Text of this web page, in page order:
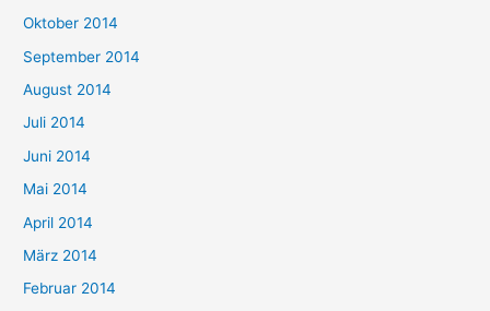
Oktober 2014
September 2014
August 2014
Juli 2014
Juni 2014
Mai 2014
April 2014
März 2014
Februar 2014